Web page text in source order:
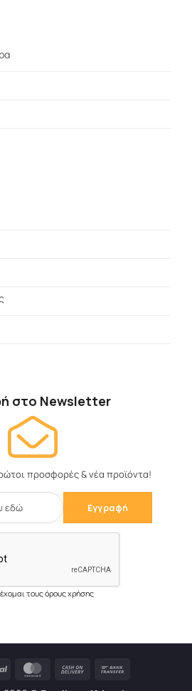
στο Newsletter
προσφορές & νέα προϊόντα!
τους όρους χρήσης
PayPal MasterCardCash